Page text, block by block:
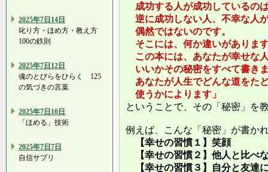
2025年7日14日
叱り方・ほめ方・教え方
100の鉄則
2025年7日12日
魂のとびらをひらく 125
の気づきの言葉
2025年7日10日
「ほめる」技術
2025年7日7日
自信サプリ
成功する人が成功しているの
逆に成功しない人、不幸な人
偶然ではないのです。
そこには、何か違いがありま
この本には、あなたが幸せな
いいかその秘密をすべて書き
あなたが人生でどんな道をた
使うかによります」
ということで、その「秘密」を
例えば、こんな「秘密」が書か
【幸せの習慣１】笑顔
【幸せの習慣２】他人と比べ
【幸せの習慣３】自分と友達